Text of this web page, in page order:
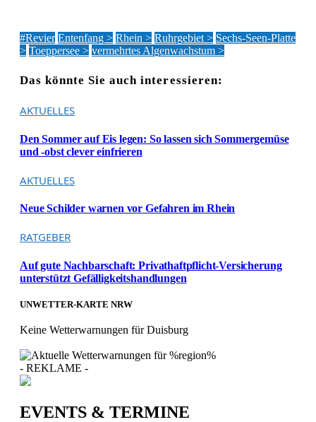
#Revier Entenfang > Rhein > Ruhrgebiet > Sechs-Seen-Platte
> Toeppersee > vermehrtes Algenwachstum >
Das könnte Sie auch interessieren:
AKTUELLES
Den Sommer auf Eis legen: So lassen sich Sommergemüse
und -obst clever einfrieren
AKTUELLES
Neue Schilder warnen vor Gefahren im Rhein
RATGEBER
Auf gute Nachbarschaft: Privathaftpflicht-Versicherung
unterstützt Gefälligkeitshandlungen
UNWETTER-KARTE NRW
Keine Wetterwarnungen für Duisburg
- REKLAME -
EVENTS & TERMINE